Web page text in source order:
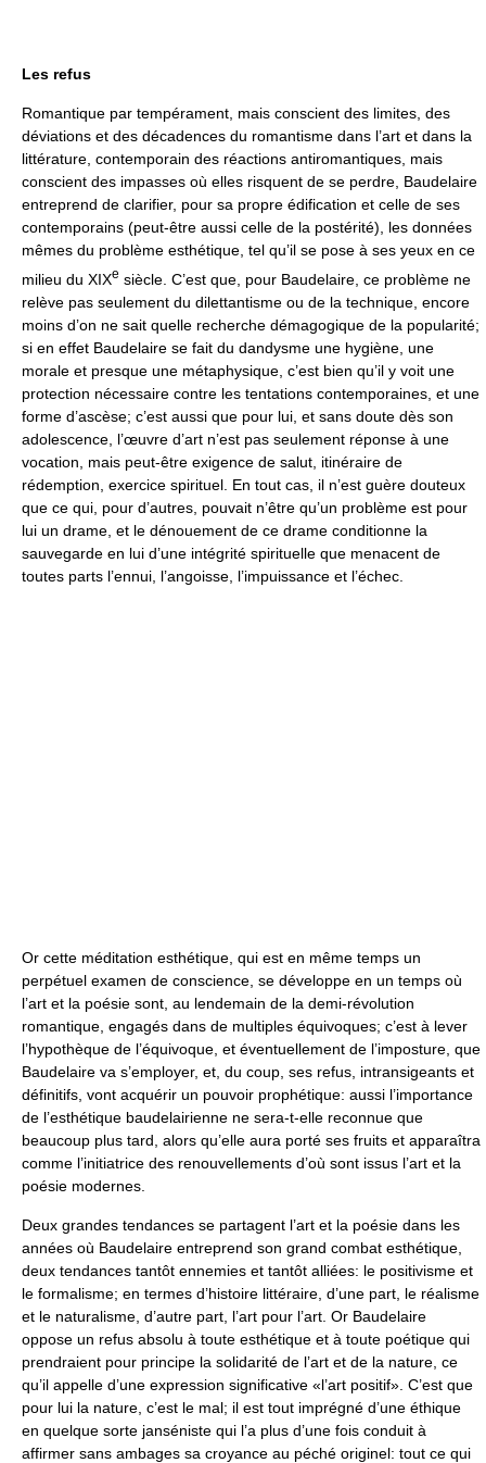
Les refus
Romantique par tempérament, mais conscient des limites, des
déviations et des décadences du romantisme dans l’art et dans la
littérature, contemporain des réactions antiromantiques, mais
conscient des impasses où elles risquent de se perdre, Baudelaire
entreprend de clarifier, pour sa propre édification et celle de ses
contemporains (peut-être aussi celle de la postérité), les données
mêmes du problème esthétique, tel qu’il se pose à ses yeux en ce
milieu du XIXe siècle. C’est que, pour Baudelaire, ce problème ne
relève pas seulement du dilettantisme ou de la technique, encore
moins d’on ne sait quelle recherche démagogique de la popularité;
si en effet Baudelaire se fait du dandysme une hygiène, une
morale et presque une métaphysique, c’est bien qu’il y voit une
protection nécessaire contre les tentations contemporaines, et une
forme d’ascèse; c’est aussi que pour lui, et sans doute dès son
adolescence, l’œuvre d’art n’est pas seulement réponse à une
vocation, mais peut-être exigence de salut, itinéraire de
rédemption, exercice spirituel. En tout cas, il n’est guère douteux
que ce qui, pour d’autres, pouvait n’être qu’un problème est pour
lui un drame, et le dénouement de ce drame conditionne la
sauvegarde en lui d’une intégrité spirituelle que menacent de
toutes parts l’ennui, l’angoisse, l’impuissance et l’échec.
Or cette méditation esthétique, qui est en même temps un
perpétuel examen de conscience, se développe en un temps où
l’art et la poésie sont, au lendemain de la demi-révolution
romantique, engagés dans de multiples équivoques; c’est à lever
l’hypothèque de l’équivoque, et éventuellement de l’imposture, que
Baudelaire va s’employer, et, du coup, ses refus, intransigeants et
définitifs, vont acquérir un pouvoir prophétique: aussi l’importance
de l’esthétique baudelairienne ne sera-t-elle reconnue que
beaucoup plus tard, alors qu’elle aura porté ses fruits et apparaîtra
comme l’initiatrice des renouvellements d’où sont issus l’art et la
poésie modernes.
Deux grandes tendances se partagent l’art et la poésie dans les
années où Baudelaire entreprend son grand combat esthétique,
deux tendances tantôt ennemies et tantôt alliées: le positivisme et
le formalisme; en termes d’histoire littéraire, d’une part, le réalisme
et le naturalisme, d’autre part, l’art pour l’art. Or Baudelaire
oppose un refus absolu à toute esthétique et à toute poétique qui
prendraient pour principe la solidarité de l’art et de la nature, ce
qu’il appelle d’une expression significative «l’art positif». C’est que
pour lui la nature, c’est le mal; il est tout imprégné d’une éthique
en quelque sorte janséniste qui l’a plus d’une fois conduit à
affirmer sans ambages sa croyance au péché originel: tout ce qui